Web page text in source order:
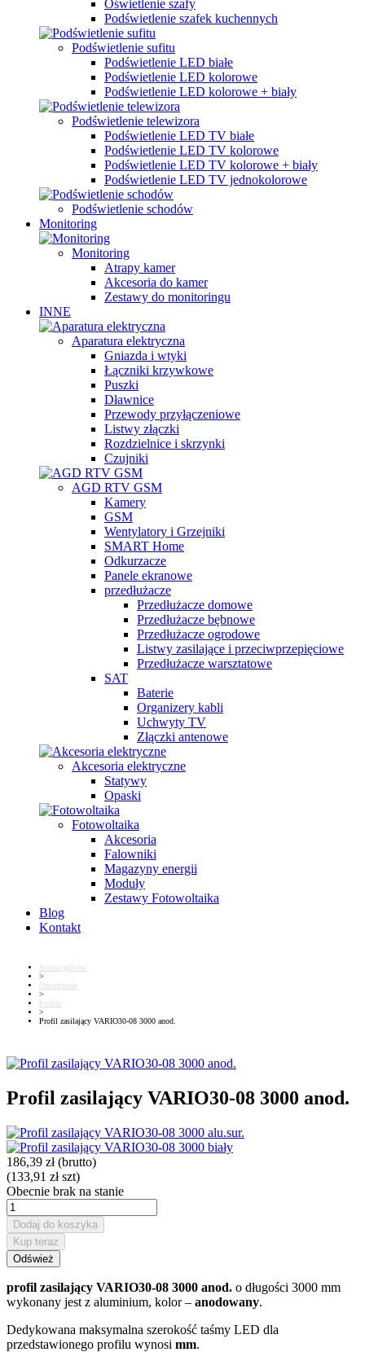
Oświetlenie szafy
Podświetlenie szafek kuchennych
Podświetlenie sufitu
Podświetlenie LED białe
Podświetlenie LED kolorowe
Podświetlenie LED kolorowe + biały
Podświetlenie telewizora
Podświetlenie LED TV białe
Podświetlenie LED TV kolorowe
Podświetlenie LED TV kolorowe + biały
Podświetlenie LED TV jednokolorowe
Podświetlenie schodów
Monitoring
Monitoring
Atrapy kamer
Akcesoria do kamer
Zestawy do monitoringu
INNE
Aparatura elektryczna
Gniazda i wtyki
Łączniki krzywkowe
Puszki
Dławnice
Przewody przyłączeniowe
Listwy złączki
Rozdzielnice i skrzynki
Czujniki
AGD RTV GSM
Kamery
GSM
Wentylatory i Grzejniki
SMART Home
Odkurzacze
Panele ekranowe
przedłużacze
Przedłużacze domowe
Przedłużacze bębnowe
Przedłużacze ogrodowe
Listwy zasilające i przeciwprzepięciowe
Przedłużacze warsztatowe
SAT
Baterie
Organizery kabli
Uchwyty TV
Złączki antenowe
Akcesoria elektryczne
Statywy
Opaski
Fotowoltaika
Akcesoria
Falowniki
Magazyny energii
Moduły
Zestawy Fotowoltaika
Blog
Kontakt
Strona główna
>
Oświetlenie
>
Profile
>
Profil zasilający VARIO30-08 3000 anod.
Profil zasilający VARIO30-08 3000 anod.
186,39 zł (brutto)
(133,91 zł szt)
Obecnie brak na stanie
Dodaj do koszyka
Kup teraz
profil zasilający VARIO30-08 3000 anod. o długości 3000 mm
wykonany jest z aluminium, kolor – anodowany.
Dedykowana maksymalna szerokość taśmy LED dla
przedstawionego profilu wynosi mm.